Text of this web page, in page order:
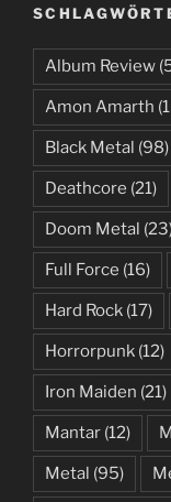
Album Review
Amon Amarth
Black Metal (98)
Deathcore (21)
Doom Metal
Full Force (16)
Hard Rock (17)
Horrorpunk (12)
Iron Maiden (21)
Mantar (12)
Metal (95)